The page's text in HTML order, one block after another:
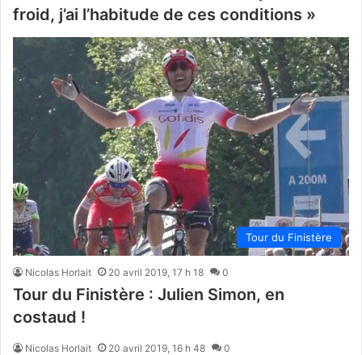
froid, j’ai l’habitude de ces conditions »
Tour du Finistère
Nicolas Horlait 20 avril 2019, 17 h 18 0
Tour du Finistère : Julien Simon, en
costaud !
Nicolas Horlait 20 avril 2019, 16 h 48 0